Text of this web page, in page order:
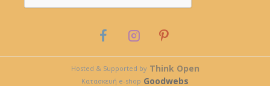
Hosted & Supported by Think Open
Κατασκευή e-shop Goodwebs